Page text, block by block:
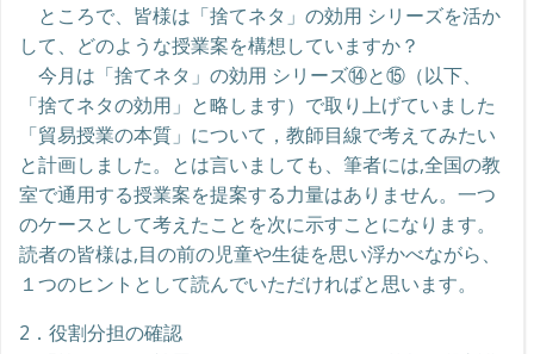
ところで、皆様は「捨てネタ」の効用 シリーズを活か
して、どのような授業案を構想していますか？
今月は「捨てネタ」の効用 シリーズ⑭と⑮（以下、
「捨てネタの効用」と略します）で取り上げていました
「貿易授業の本質」について，教師目線で考えてみたい
と計画しました。とは言いましても、筆者には,全国の教
室で通用する授業案を提案する力量はありません。一つ
のケースとして考えたことを次に示すことになります。
読者の皆様は,目の前の児童や生徒を思い浮かべながら、
１つのヒントとして読んでいただければと思います。
2．役割分担の確認